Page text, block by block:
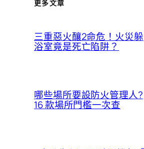
更多文章
三重惡火釀2命危！火災躲
浴室竟是死亡陷阱？
哪些場所要設防火管理人?
16 款場所門檻一次查